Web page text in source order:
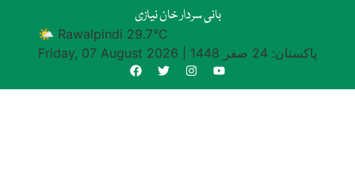
بانی سردار خان نیازی
🌤 Rawalpindi 29.7°C
Friday, 07 August 2026
پاکستان: 24 صفر 1448